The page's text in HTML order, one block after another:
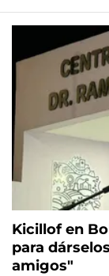
Kicillof en
para
amigos"